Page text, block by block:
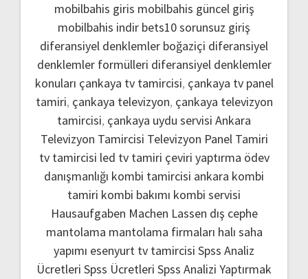
mobilbahis giris mobilbahis güncel giriş
mobilbahis indir bets10 sorunsuz giriş
diferansiyel denklemler boğaziçi diferansiyel
denklemler formülleri diferansiyel denklemler
konuları çankaya tv tamircisi, çankaya tv panel
tamiri, çankaya televizyon, çankaya televizyon
tamircisi, çankaya uydu servisi Ankara
Televizyon Tamircisi Televizyon Panel Tamiri
tv tamircisi led tv tamiri çeviri yaptırma ödev
danışmanlığı kombi tamircisi ankara kombi
tamiri kombi bakımı kombi servisi
Hausaufgaben Machen Lassen dış cephe
mantolama mantolama firmaları halı saha
yapımı esenyurt tv tamircisi Spss Analiz
Ücretleri Spss Ücretleri Spss Analizi Yaptırmak